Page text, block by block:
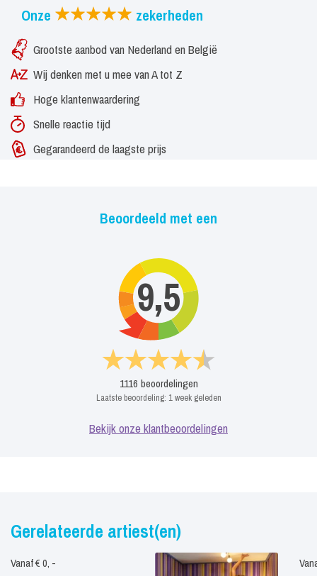
binnen- en buitenland.
Onze zekerheden
Grootste aanbod van Nederland en België
Wij denken met u mee van A tot Z
Hoge klantenwaardering
Snelle reactie tijd
Gegarandeerd de laagste prijs
Beoordeeld met een
9,5
1116 beoordelingen
Laatste beoordeling: 1 week geleden
Bekijk onze klantbeoordelingen
Gerelateerde artiest(en)
Vanaf € 0, -